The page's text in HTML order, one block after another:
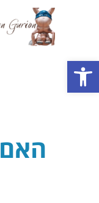
פתח סרגל נגישות